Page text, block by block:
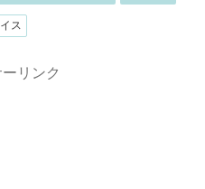
ス
リンク